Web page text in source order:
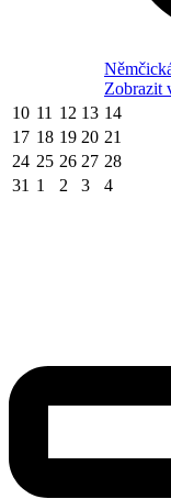
Zobrazit
10 11 12 13 14
17 18 19 20 21
24 25 26 27 28
31 1 2 3 4